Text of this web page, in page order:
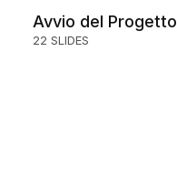
Avvio del Progetto
22 SLIDES